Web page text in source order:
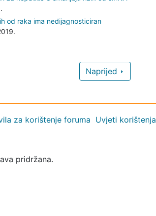
od raka ima nedijagnosticiran
Naprijed
za korištenje foruma Uvjeti korištenja
pridržana.